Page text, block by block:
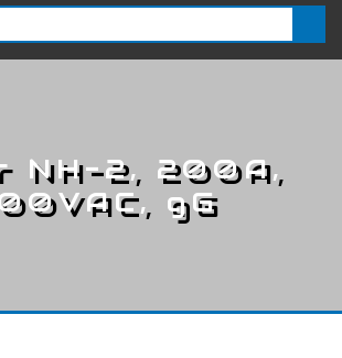
NH-2, 200A,
gG